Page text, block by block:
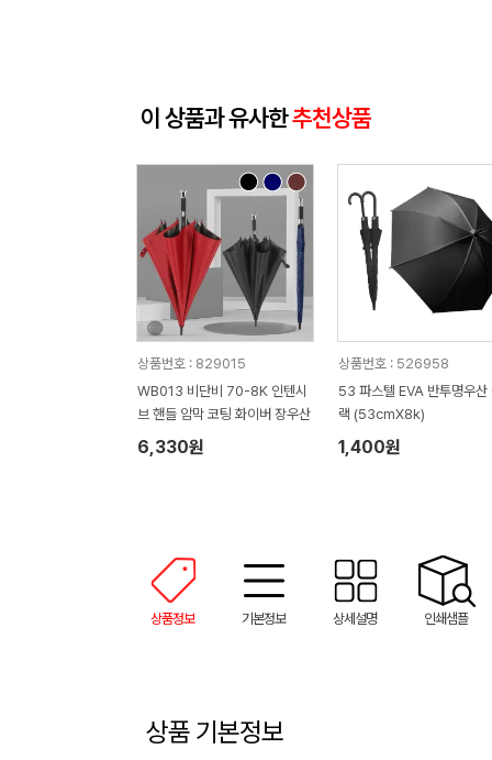
이 상품과 유사한추천상품
상품번호 : 829015
WB013 비단비 70-8K 인텐시
브 핸들 암막 코팅 화이버 장우산
6,330원
상품번호 : 526958
53 파스텔 EVA 반투명우산
랙 (53cmX8k)
1,400원
상품정보 기본정보 상세설명 인쇄샘플
상품 기본정보